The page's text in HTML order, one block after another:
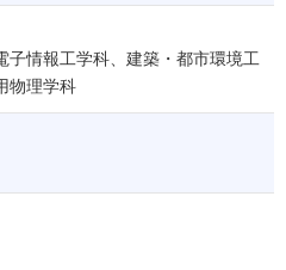
子情報工学科、建築・都市環境工
物理学科